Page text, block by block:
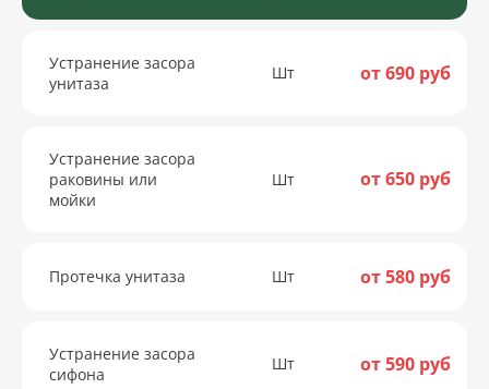
Устранение засора
унитаза
Шт от 690 руб
Устранение засора
раковины или
мойки
Шт от 650 руб
Протечка унитаза Шт от 580 руб
Устранение засора
сифона
Шт от 590 руб